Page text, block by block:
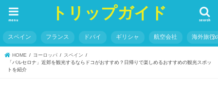
トリップガイド search
menu
スペイン フランス ドバイ ギリシャ 航空会社 海外旅行
HOME ヨーロッパ
スペイン
「バルセロナ」近郊を観光するならドコがおすすめ？日帰りで楽しめるおすすめの観光スポッ
トを紹介